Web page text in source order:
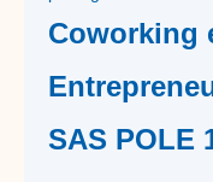
Coworking
SAS POLE